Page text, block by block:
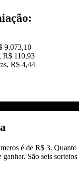
9.073,10
R$ 110,93
R$ 4,44
é de R$ 3. Quanto
São seis sorteios